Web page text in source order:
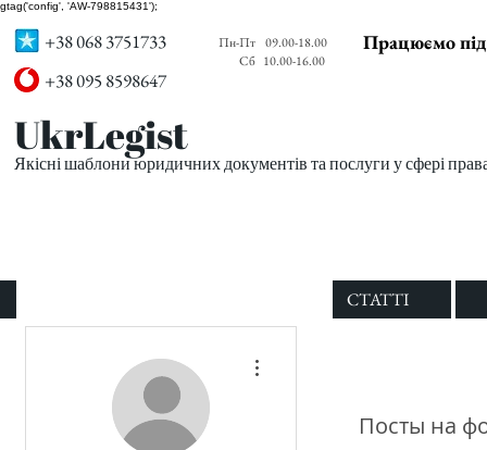
gtag('config', 'AW-798815431');
+38 068 3751733
+38 095 8598647
Пн-Пт
Сб
09.00-18.00
10.00-16.00
Працюємо
UkrLegist
Якісні шаблони юридичних документів та послуги у сфері
СТАТТІ
Посты на